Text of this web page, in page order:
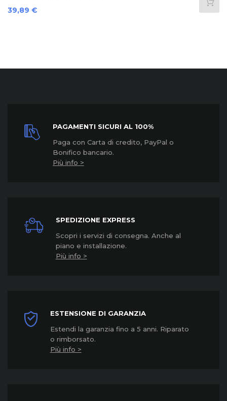
Prezzo
39,89 €
PAGAMENTI SICURI AL 100%
Paga con Carta di credito, PayPal o
Bonifico bancario.
Più info >
SPEDIZIONE EXPRESS
Scopri i servizi di consegna. Anche al
piano e installazione.
Più info >
ESTENSIONE DI GARANZIA
Estendi la garanzia fino a 5 anni. Riparato
o rimborsato.
Più info >